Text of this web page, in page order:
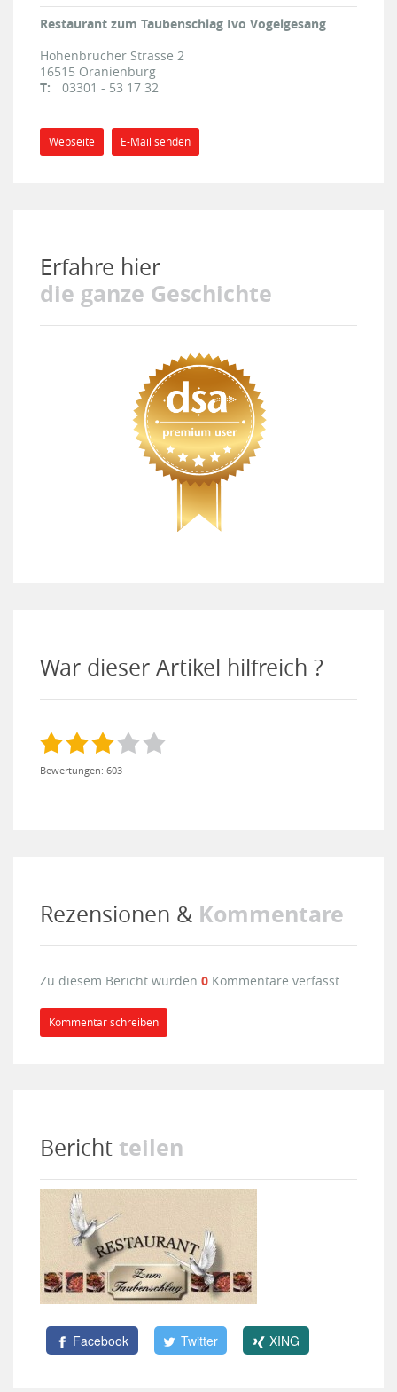
Restaurant zum Taubenschlag Ivo Vogelgesang
Hohenbrucher Strasse 2
16515 Oranienburg
T:
03301 - 53 17 32
Webseite E-Mail senden
Erfahre hier
die ganze Geschichte
War dieser Artikel hilfreich ?
Bewertungen: 603
Rezensionen & Kommentare
Zu diesem Bericht wurden 0 Kommentare verfasst.
Kommentar schreiben
Bericht teilen
Facebook Twitter XING